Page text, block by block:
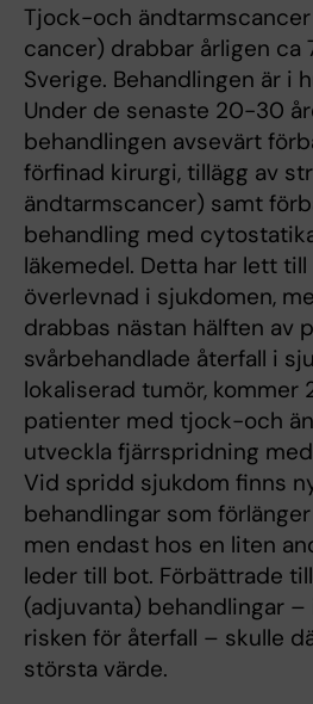
Tjock-och
cancer) drabbar årligen ca
Sverige. Behandlingen är i
Under de senaste 20-30
behandlingen avsevärt
förfinad kirurgi, tillägg av
ändtarmscancer) samt
behandling med
läkemedel. Detta har lett till
överlevnad i sjukdomen,
drabbas nästan hälften av
svårbehandlade återfall i
lokaliserad tumör, kommer
patienter med tjock-och
utveckla fjärrspridning
Vid spridd sjukdom finns
behandlingar som
men endast hos en liten
leder till bot. Förbättrade
(adjuvanta) behandlingar
risken för återfall – skulle
största värde.